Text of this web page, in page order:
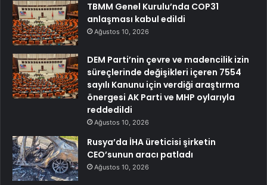
TBMM Genel Kurulu’nda COP31
anlaşması kabul edildi
Ağustos 10, 2026
DEM Parti’nin çevre ve madencilik izin
süreçlerinde değişikleri içeren 7554
sayılı Kanunu için verdiği araştırma
önergesi AK Parti ve MHP oylarıyla
reddedildi
Ağustos 10, 2026
Rusya’da İHA üreticisi şirketin
CEO’sunun aracı patladı
Ağustos 10, 2026